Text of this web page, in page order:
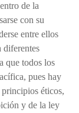
de la
con su
entre ellos
diferentes
que todos los
pues hay
éticos,
y de la ley